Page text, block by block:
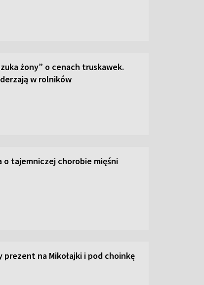
żony” o cenach truskawek.
w rolników
o tajemniczej chorobie mięśni
prezent na Mikołajki i pod choinkę